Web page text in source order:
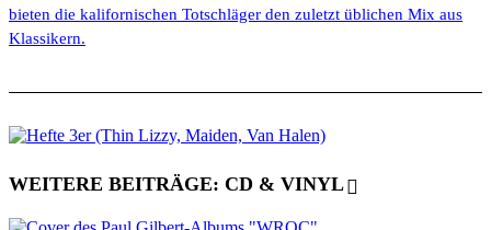
bieten die kalifornischen Totschläger den zuletzt üblichen Mix aus
Klassikern.
WEITERE BEITRÄGE: CD & VINYL